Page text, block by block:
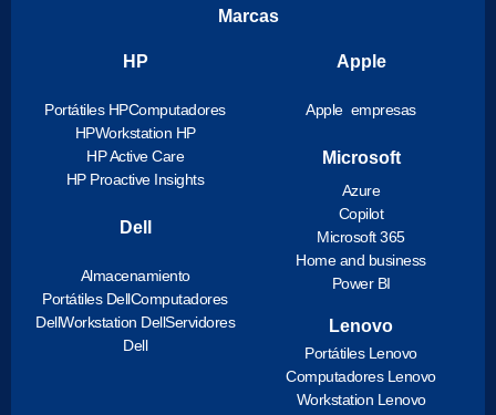
Marcas
HP
Portátiles HPComputadores
HPWorkstation HP
HP Active Care
HP Proactive Insights
Dell
Almacenamiento
Portátiles DellComputadores
DellWorkstation DellServidores
Dell
Apple
Apple empresas
Microsoft
Azure
Copilot
Microsoft 365
Home and business
Power BI
Lenovo
Portátiles Lenovo
Computadores Lenovo
Workstation Lenovo